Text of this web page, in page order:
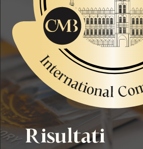
Risultati